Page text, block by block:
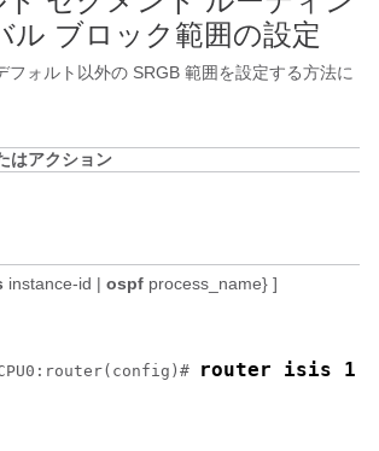
ル ブロック範囲の設定
フォルト以外の SRGB 範囲を設定する方法に
はアクション
instance-id | ospf process_name} ]
(config)# router isis 1